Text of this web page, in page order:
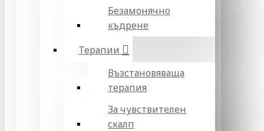
Безамонячно
къдрене
Терапии
Възстановяваща
терапия
За чувствителен
скалп